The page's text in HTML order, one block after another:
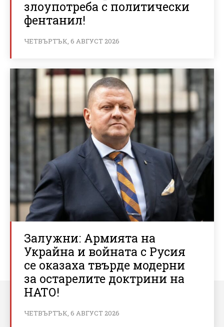
злоупотреба с политически
фентанил!
ЧЕТВЪРТЪК, 6 АВГУСТ 2026
Залужни: Армията на
Украйна и войната с Русия
се оказаха твърде модерни
за остарелите доктрини на
НАТО!
ЧЕТВЪРТЪК, 6 АВГУСТ 2026